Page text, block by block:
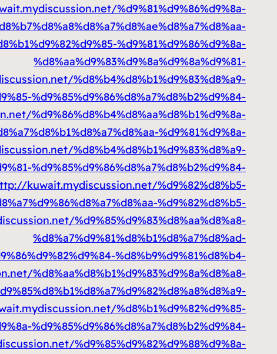
%d9%81%d9%86%d9%8a-
%d9%81%d9%86%d9%8a-
%d8%aa%d9%83%d9%8a%d9%8a%d9%81-
%d8%b4%d8%b1%d9%83%d8%a9-
%d9%85%d9%86%d8%a7%d8%b2%d9%84-
%d9%86%d8%b4%d8%aa%d8%b1%d9%8a-
%d9%81%d9%8a-
%d8%b4%d8%b1%d9%83%d8%a9-
%d9%85%d9%86%d8%a7%d8%b2%d9%84-
kuwait.mydiscussion.net/%d9%82%d8%b5-
%d9%82%d8%b5-
%d9%85%d9%83%d8%aa%d8%a8-
%d8%a7%d9%81%d8%b1%d8%a7%d8%ad-
%d8%b9%d9%81%d8%b4-
%d8%aa%d8%b1%d9%83%d9%8a%d8%a8-
%d8%b1%d9%82%d9%85-
%d9%85%d9%86%d8%a7%d8%b2%d9%84-
%d9%85%d9%82%d9%88%d9%8a-